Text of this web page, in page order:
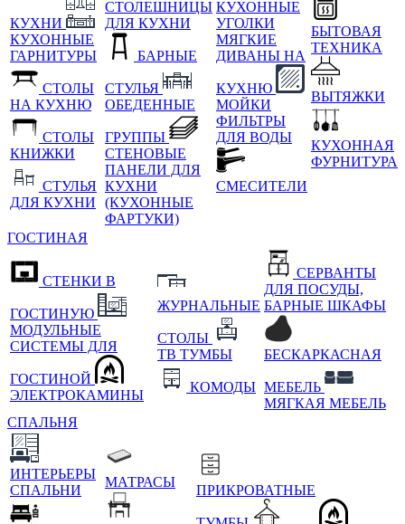
КУХНИ
КУХОННЫЕ
ГАРНИТУРЫ
СТОЛЫ
НА КУХНЮ
СТОЛЫ
КНИЖКИ
СТУЛЬЯ
ДЛЯ КУХНИ
СТОЛЕШНИЦЫ
ДЛЯ КУХНИ
БАРНЫЕ
СТУЛЬЯ
ОБЕДЕННЫЕ
ГРУППЫ
СТЕНОВЫЕ
ПАНЕЛИ ДЛЯ
КУХНИ
(КУХОННЫЕ
ФАРТУКИ)
КУХОННЫЕ
УГОЛКИ
МЯГКИЕ
ДИВАНЫ НА
КУХНЮ
МОЙКИ
ФИЛЬТРЫ
ДЛЯ ВОДЫ
СМЕСИТЕЛИ
БЫТОВАЯ
ТЕХНИКА
ВЫТЯЖКИ
КУХОННАЯ
ФУРНИТУРА
ГОСТИНАЯ
СТЕНКИ В
ГОСТИНУЮ
МОДУЛЬНЫЕ
СИСТЕМЫ ДЛЯ
ГОСТИНОЙ
ЭЛЕКТРОКАМИНЫ
ЖУРНАЛЬНЫЕ
СТОЛЫ
ТВ ТУМБЫ
КОМОДЫ
СЕРВАНТЫ
ДЛЯ ПОСУДЫ,
БАРНЫЕ ШКАФЫ
БЕСКАРКАСНАЯ
МЕБЕЛЬ
МЯГКАЯ МЕБЕЛЬ
СПАЛЬНЯ
ИНТЕРЬЕРЫ
СПАЛЬНИ
МАТРАСЫ
ПРИКРОВАТНЫЕ